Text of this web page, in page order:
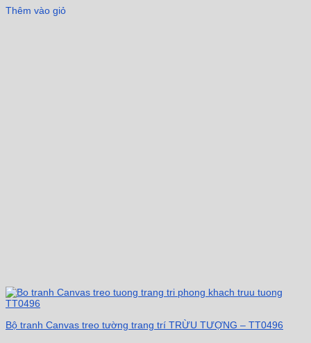
Thêm vào giỏ
Bộ tranh Canvas treo tường trang trí TRỪU TƯỢNG – TT0496